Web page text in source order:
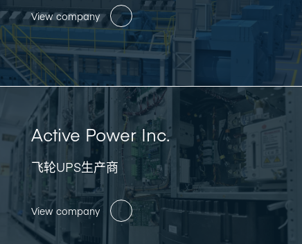
View company
Active Power Inc.
飞轮UPS生产商
View company